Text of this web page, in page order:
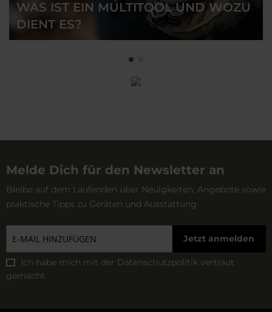
ein schnelles Anbringen an der Ausrüstung ermöglicht.
WAS IST EIN MULTITOOL UND WOZU
DIENT ES?
Melde Dich für den Newsletter an
Bleibe auf dem Laufenden über Neuigkeiten, Angebote sowie
praktische Tipps zu Geräten und Ausstattung
Jetzt anmelden
Ich habe mich mit der Datenschutzpolitik vertraut
gemacht